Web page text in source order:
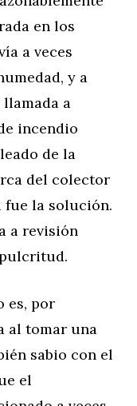
en los
a veces
y a
a
incendio
de la
del colector
fue la solución.
a revisión
es, por
al tomar una
sabio con el
el